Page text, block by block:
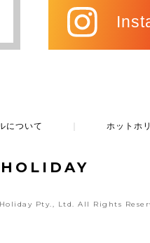
について ホットホ
HOLIDAY
Pty., Ltd.All Rights